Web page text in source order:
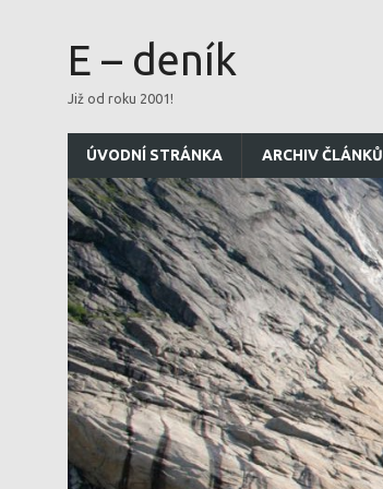
E – deník
Již od roku 2001!
ÚVODNÍ STRÁNKA ARCHIV ČLÁNKŮ